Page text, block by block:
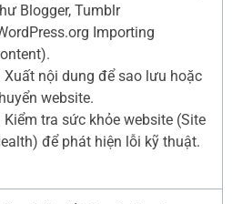
Blogger, Tumblr
Importing
Xuất nội dung để sao lưu hoặc
website.
Kiểm tra sức khỏe website (Site
để phát hiện lỗi kỹ thuật.